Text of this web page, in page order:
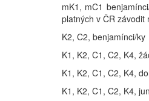
mK1, mC1
platných v ČR závodit
K2, C2, benjamínci/ky
K1, K2, C1, C2, K4,
K1, K2, C1, C2, K4,
K1, K2, C1, C2, K4,